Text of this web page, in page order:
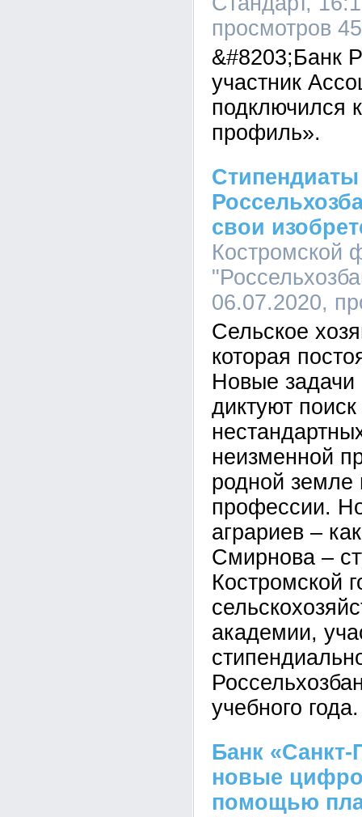
просмотров
&#8203;Банк
участник
подключился
профиль».
Стипендиаты
свои
Костромской
06.07.2020,
Сельское
которая
Новые задачи
диктуют
неизменной
родной
профессии.
аграриев –
Смирнова –
Костромской
академии,
учебного года.
Банк «Санкт-
новые
помощью